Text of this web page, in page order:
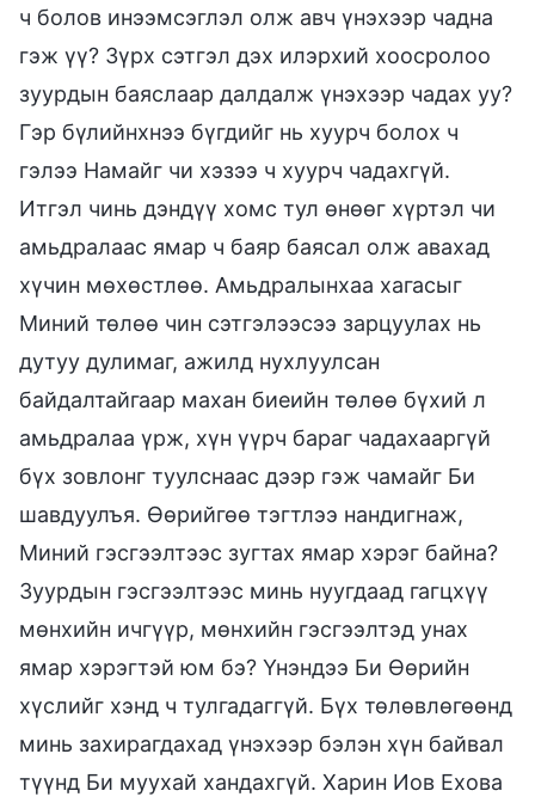
ч болов инээмсэглэл олж авч үнэхээр чадна
гэж үү? Зүрх сэтгэл дэх илэрхий хоосролоо
зуурдын баяслаар далдалж үнэхээр чадах уу?
Гэр бүлийнхнээ бүгдийг нь хуурч болох ч
гэлээ Намайг чи хэзээ ч хуурч чадахгүй.
Итгэл чинь дэндүү хомс тул өнөөг хүртэл чи
амьдралаас ямар ч баяр баясал олж авахад
хүчин мөхөстлөө. Амьдралынхаа хагасыг
Миний төлөө чин сэтгэлээсээ зарцуулах нь
дутуу дулимаг, ажилд нухлуулсан
байдалтайгаар махан биеийн төлөө бүхий л
амьдралаа үрж, хүн үүрч бараг чадахааргүй
бүх зовлонг туулснаас дээр гэж чамайг Би
шавдуулъя. Өөрийгөө тэгтлээ нандигнаж,
Миний гэсгээлтээс зугтах ямар хэрэг байна?
Зуурдын гэсгээлтээс минь нуугдаад гагцхүү
мөнхийн ичгүүр, мөнхийн гэсгээлтэд унах
ямар хэрэгтэй юм бэ? Үнэндээ Би Өөрийн
хүслийг хэнд ч тулгадаггүй. Бүх төлөвлөгөөнд
минь захирагдахад үнэхээр бэлэн хүн байвал
түүнд Би муухай хандахгүй. Харин Иов Ехова